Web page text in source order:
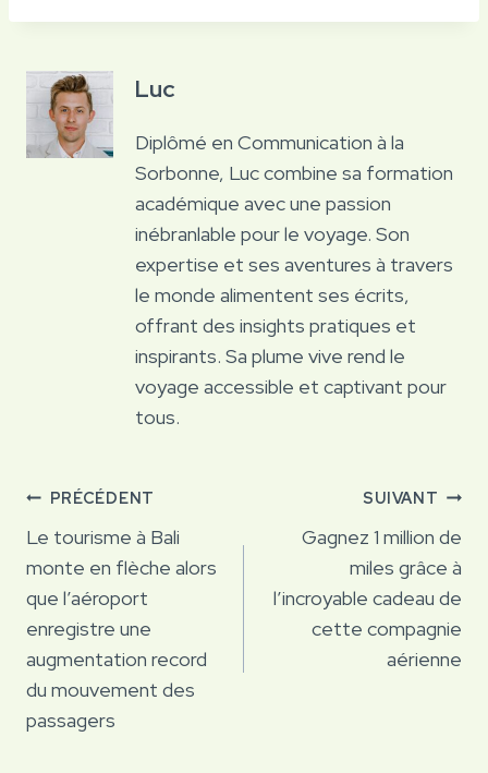
Luc
Diplômé en Communication à la
Sorbonne, Luc combine sa formation
académique avec une passion
inébranlable pour le voyage. Son
expertise et ses aventures à travers
le monde alimentent ses écrits,
offrant des insights pratiques et
inspirants. Sa plume vive rend le
voyage accessible et captivant pour
tous.
Navigation
de
l’article
PRÉCÉDENT
Le tourisme à Bali
monte en flèche alors
que l’aéroport
enregistre une
augmentation record
du mouvement des
passagers
SUIVANT
Gagnez 1 million de
miles grâce à
l’incroyable cadeau de
cette compagnie
aérienne